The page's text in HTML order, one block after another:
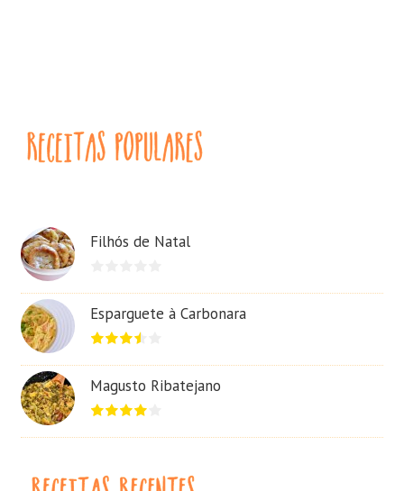
Filhós de Natal
Esparguete à Carbonara
Magusto Ribatejano